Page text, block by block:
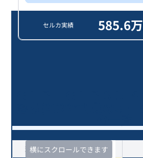
セルカ実績 585.6万
横にスクロールできます
査定時期 セルカ実績